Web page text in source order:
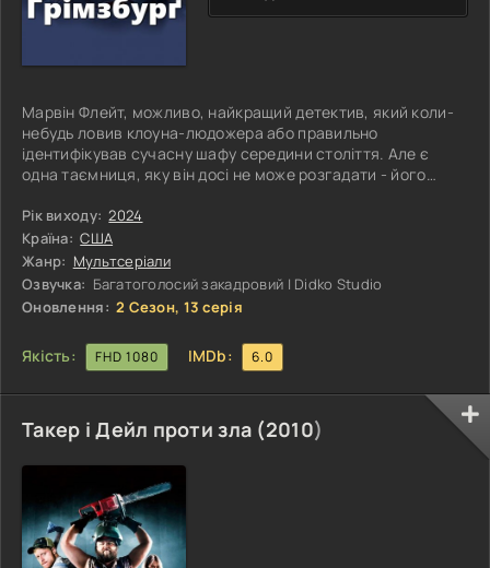
Марвін Флейт, можливо, найкращий детектив, який коли-
небудь ловив клоуна-людожера або правильно
ідентифікував сучасну шафу середини століття. Але є
одна таємниця, яку він досі не може розгадати - його
у кожного є таємниця або й три, Флейт візьметься за будь-
яку зачіпку, щоб спокутувати провину перед колишньою
дружиною, яку він ніколи не переставав кохати, навіть
якщо це означатиме спілкування з сином, з яким він так і
не спромігся
Рік виходу: 2024
Країна: США
Жанр: Мультсеріали
Озвучка: Багатоголосий закадровий | Didko Studio
Оновлення: 2 Сезон, 13 серія
Якість: FHD 1080 IMDb: 6.0
Такер і Дейл проти зла (2010)